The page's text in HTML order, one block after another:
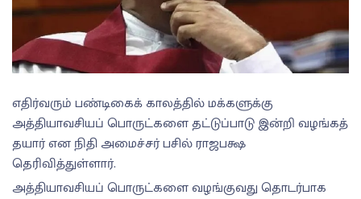
எதிர்வரும் பண்டிகைக் காலத்தில் மக்களுக்கு
அத்தியாவசியப் பொருட்களை தட்டுப்பாடு இன்றி வழங்கத்
தயார் என நிதி அமைச்சர் பசில் ராஜபக்ஷ
தெரிவித்துள்ளார்.
அத்தியாவசியப் பொருட்களை வழங்குவது தொடர்பாக